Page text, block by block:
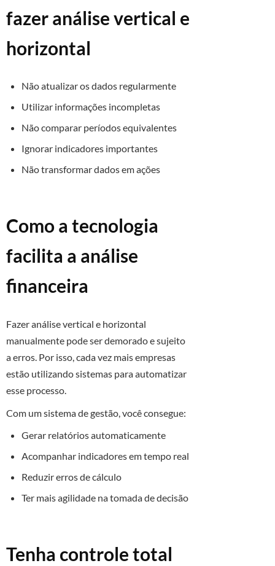
fazer análise vertical e
horizontal
Não atualizar os dados regularmente
Utilizar informações incompletas
Não comparar períodos equivalentes
Ignorar indicadores importantes
Não transformar dados em ações
Como a tecnologia
facilita a análise
financeira
Fazer análise vertical e horizontal
manualmente pode ser demorado e sujeito
a erros. Por isso, cada vez mais empresas
estão utilizando sistemas para automatizar
esse processo.
Com um sistema de gestão, você consegue:
Gerar relatórios automaticamente
Acompanhar indicadores em tempo real
Reduzir erros de cálculo
Ter mais agilidade na tomada de decisão
Tenha controle total